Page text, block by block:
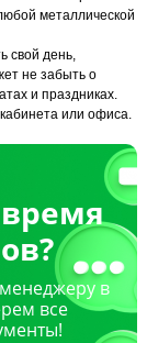
металлической
свой день,
не забыть о
и праздниках.
или офиса.
время
в
все